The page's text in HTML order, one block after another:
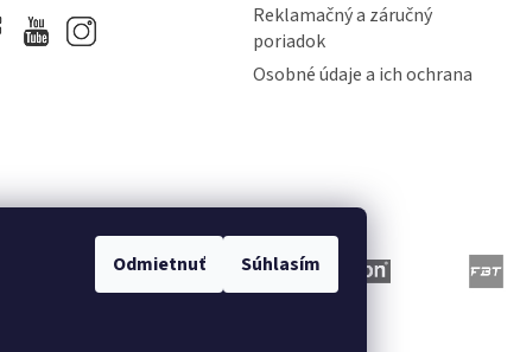
Odmietnuť Súhlasím
Reklamačný a záručný
poriadok
Osobné údaje a ich ochrana